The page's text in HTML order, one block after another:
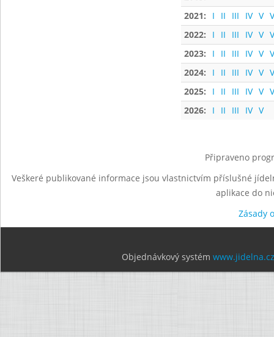
2021:
I II III IV V
2022:
I II III IV V
2023:
I II III IV V
2024:
I II III IV V
2025:
I II III IV V
2026:
I II III IV V
Připraveno
Veškeré publikované informace jsou vlastnictvím příslušné
aplikace do
Zásady
Objednávkový systém www.jidelna.cz